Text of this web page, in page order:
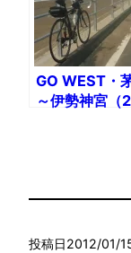
GO WEST・
～伊勢神宮（
投稿日2012/01/